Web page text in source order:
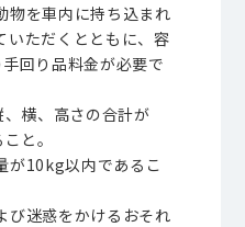
物を車内に持ち込まれ
いただくとともに、容
回り品料金が必要で
、横、高さの合計が
と。
が10kg以内であるこ
び迷惑をかけるおそれ